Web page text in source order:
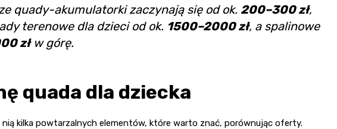
quady-akumulatorki zaczynają się od ok. 200–300 zł,
terenowe dla dzieci od ok. 1500–2000 zł, a spalinowe
złw górę.
quada dla dziecka
nią kilka powtarzalnych elementów, które warto znać, porównując oferty.